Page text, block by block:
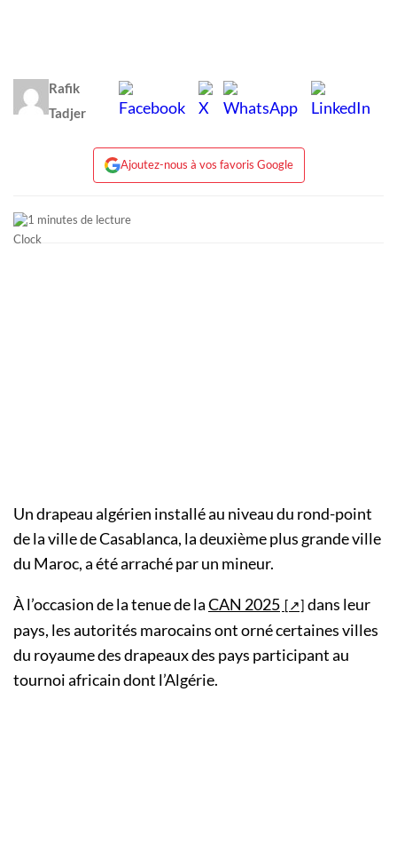
Rafik
Tadjer
Ajoutez-nous à vos favoris Google
1 minutes de lecture
Un drapeau algérien installé au niveau du rond-point
de la ville de Casablanca, la deuxième plus grande ville
du Maroc, a été arraché par un mineur.
À l’occasion de la tenue de laCAN 2025
dans leur
pays, les autorités marocains ont orné certaines villes
du royaume des drapeaux des pays participant au
tournoi africain dont l’Algérie.